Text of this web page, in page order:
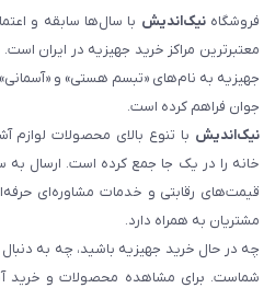
فروشگاهنیک‌اندیش
معتبرترین مراکز خرید جهیزیه در ایران
جهیزیه به نام‌های «تبسم هستی» و
جوان فراهم کرده است.
نیک‌اندیش با تنوع بالای محصولات لوازم
خانه را در یک جا جمع کرده است. ارسال به
قیمت‌های رقابتی و خدمات مشاوره‌ای
مشتریان به همراه دارد.
چه در حال خرید جهیزیه باشید، چه به
شماست. برای مشاهده محصولات و خرید